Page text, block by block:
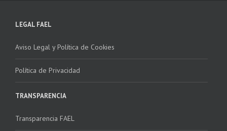
LEGAL FAEL
Aviso Legal y Política de Cookies
Política de Privacidad
TRANSPARENCIA
Transparencia FAEL